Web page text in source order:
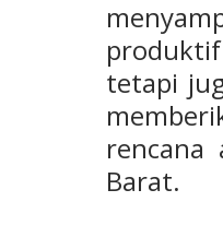
tetapi
rencana
Barat.